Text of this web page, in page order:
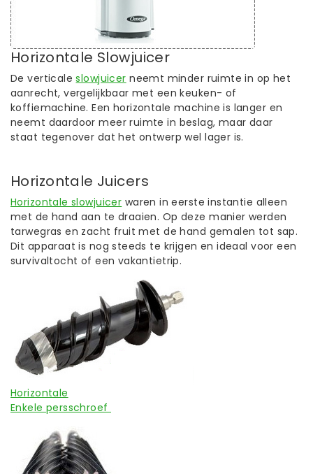
Horizontale Slowjuicer
De verticaleslowjuicer neemt minder ruimte in op het
aanrecht, vergelijkbaar met een keuken- of
koffiemachine. Een horizontale machine is langer en
neemt daardoor meer ruimte in beslag, maar daar
staat tegenover dat het ontwerp wel lager is.
Horizontale Juicers
Horizontale slowjuicer waren in eerste instantie alleen
met de hand aan te draaien. Op deze manier werden
tarwegras en zacht fruit met de hand gemalen tot sap.
Dit apparaat is nog steeds te krijgen en ideaal voor een
survivaltocht of een vakantietrip.
Horizontale
Enkele persschroef